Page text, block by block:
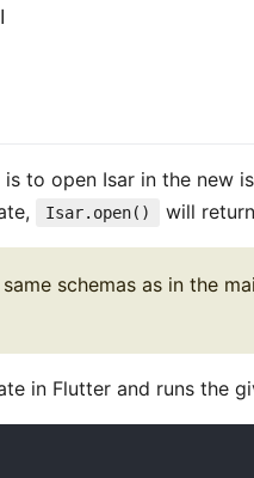
to open Isar in the new
Isar.open() will
schemas as in the
in Flutter and runs the